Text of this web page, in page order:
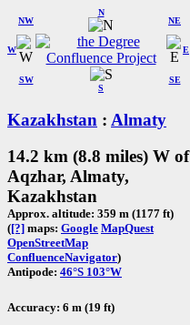
W
NW
N
NE
SW
S
SE
E
Kazakhstan : Almaty
14.2 km (8.8 miles) W of
Aqzhar, Almaty,
Kazakhstan
Approx. altitude: 359 m (1177 ft)
([?] maps: Google MapQuest
OpenStreetMap
ConfluenceNavigator)
Antipode: 46°S 103°W
Accuracy: 6 m (19 ft)